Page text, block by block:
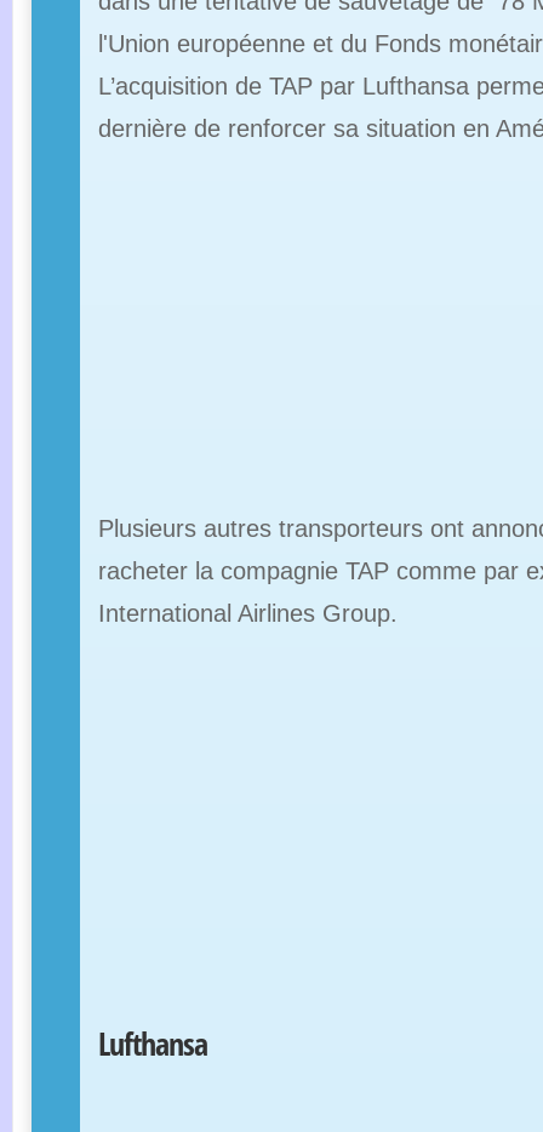
l'Union européenne et du Fonds
L’acquisition de TAP par Lufthansa
dernière de renforcer sa situation en
Plusieurs autres transporteurs ont
racheter la compagnie TAP comme par
International Airlines Group.
Lufthansa